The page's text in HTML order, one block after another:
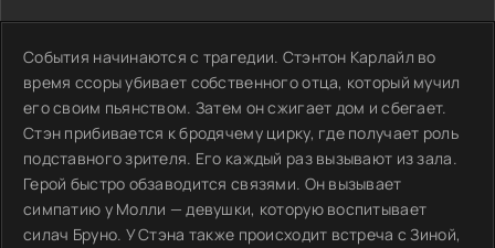
События начинаются с трагедии. Стэнтон Карлайл во
время ссоры убивает собственного отца, который мучил
его своим пьянством. Затем он сжигает дом и сбегает.
Стэн прибивается к бродячему цирку, где получает роль
подставного зрителя. Его каждый раз вызывают из зала.
Герой быстро обзаводится связями. Он вызывает
симпатию у Молли — девушки, которую воспитывает
силач Бруно. У Стэна также происходит встреча с Зиной,